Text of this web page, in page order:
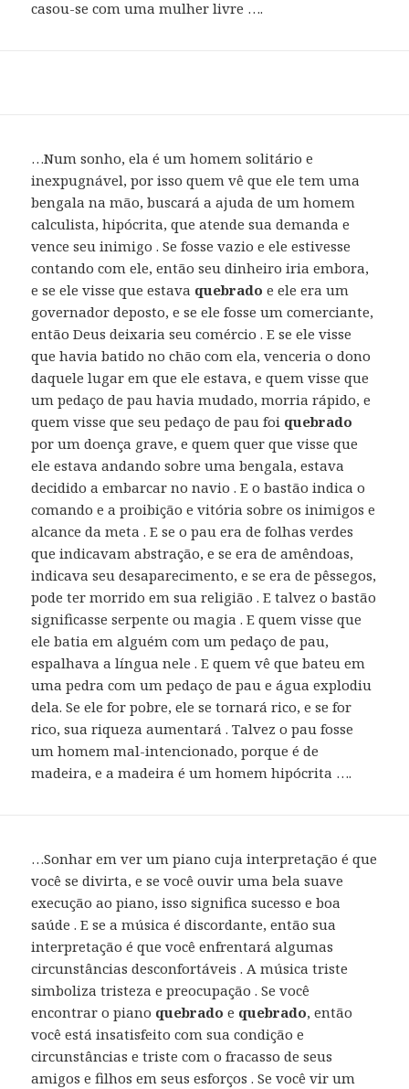
casou-se com uma mulher livre ….
…Num sonho, ela é um homem solitário e
inexpugnável, por isso quem vê que ele tem uma
bengala na mão, buscará a ajuda de um homem
calculista, hipócrita, que atende sua demanda e
vence seu inimigo . Se fosse vazio e ele estivesse
contando com ele, então seu dinheiro iria embora,
e se ele visse que estava quebrado e ele era um
governador deposto, e se ele fosse um comerciante,
então Deus deixaria seu comércio . E se ele visse
que havia batido no chão com ela, venceria o dono
daquele lugar em que ele estava, e quem visse que
um pedaço de pau havia mudado, morria rápido, e
quem visse que seu pedaço de pau foi quebrado
por um doença grave, e quem quer que visse que
ele estava andando sobre uma bengala, estava
decidido a embarcar no navio . E o bastão indica o
comando e a proibição e vitória sobre os inimigos e
alcance da meta . E se o pau era de folhas verdes
que indicavam abstração, e se era de amêndoas,
indicava seu desaparecimento, e se era de pêssegos,
pode ter morrido em sua religião . E talvez o bastão
significasse serpente ou magia . E quem visse que
ele batia em alguém com um pedaço de pau,
espalhava a língua nele . E quem vê que bateu em
uma pedra com um pedaço de pau e água explodiu
dela. Se ele for pobre, ele se tornará rico, e se for
rico, sua riqueza aumentará . Talvez o pau fosse
um homem mal-intencionado, porque é de
madeira, e a madeira é um homem hipócrita ….
…Sonhar em ver um piano cuja interpretação é que
você se divirta, e se você ouvir uma bela suave
execução ao piano, isso significa sucesso e boa
saúde . E se a música é discordante, então sua
interpretação é que você enfrentará algumas
circunstâncias desconfortáveis . A música triste
simboliza tristeza e preocupação . Se você
encontrar o piano quebrado e quebrado, então
você está insatisfeito com sua condição e
circunstâncias e triste com o fracasso de seus
amigos e filhos em seus esforços . Se você vir um